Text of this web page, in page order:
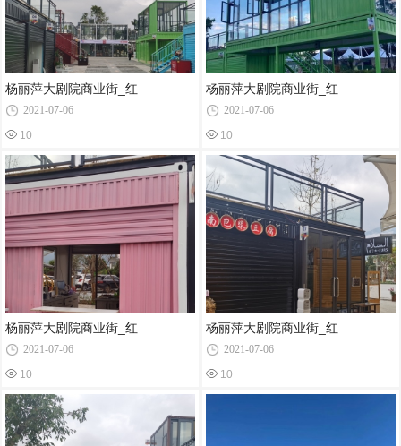
杨丽萍大剧院商业街_红
2021-07-06
10
杨丽萍大剧院商业街_红
2021-07-06
10
杨丽萍大剧院商业街_红
2021-07-06
10
杨丽萍大剧院商业街_红
2021-07-06
10